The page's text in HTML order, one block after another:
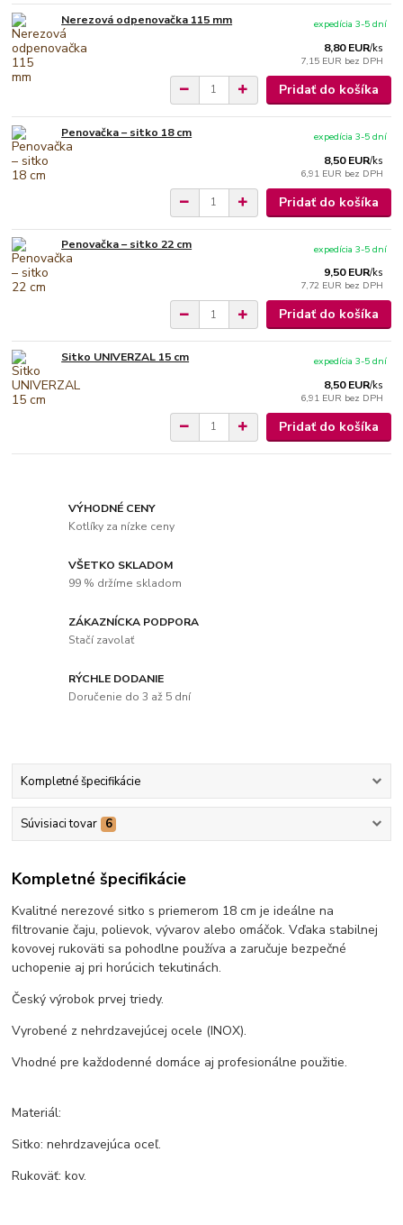
Nerezová odpenovačka 115 mm
8,80 EUR/ks
7,15 EUR bez DPH
expedícia 3-5 dní
Pridať do košíka
Penovačka – sitko 18 cm
8,50 EUR/ks
6,91 EUR bez DPH
expedícia 3-5 dní
Pridať do košíka
Penovačka – sitko 22 cm
9,50 EUR/ks
7,72 EUR bez DPH
expedícia 3-5 dní
Pridať do košíka
Sitko UNIVERZAL 15 cm
8,50 EUR/ks
6,91 EUR bez DPH
expedícia 3-5 dní
Pridať do košíka
VÝHODNÉ CENY
Kotlíky za nízke ceny
VŠETKO SKLADOM
99 % držíme skladom
ZÁKAZNÍCKA PODPORA
Stačí zavolať
RÝCHLE DODANIE
Doručenie do 3 až 5 dní
Kompletné špecifikácie
Súvisiaci tovar 6
Kompletné špecifikácie
Kvalitné nerezové sitko s priemerom 18 cm je ideálne na
filtrovanie čaju, polievok, vývarov alebo omáčok. Vďaka stabilnej
kovovej rukoväti sa pohodlne používa a zaručuje bezpečné
uchopenie aj pri horúcich tekutinách.
Český výrobok prvej triedy.
Vyrobené z nehrdzavejúcej ocele (INOX).
Vhodné pre každodenné domáce aj profesionálne použitie.
Materiál:
Sitko: nehrdzavejúca oceľ.
Rukoväť: kov.